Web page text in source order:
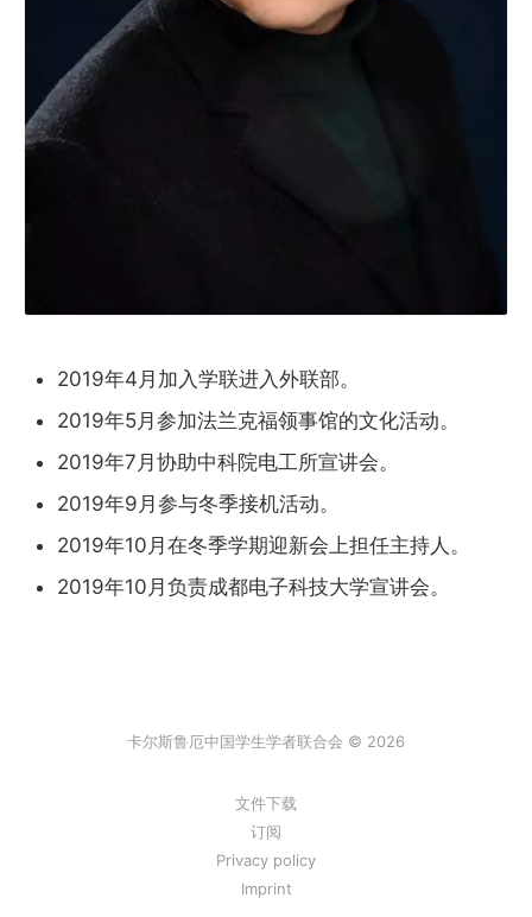
2019年4月加入学联进入外联部。
2019年5月参加法兰克福领事馆的文化活动。
2019年7月协助中科院电工所宣讲会。
2019年9月参与冬季接机活动。
2019年10月在冬季学期迎新会上担任主持人。
2019年10月负责成都电子科技大学宣讲会。
卡尔斯鲁厄中国学生学者联合会 © 2026
文件下载
订阅
Privacy policy
Imprint